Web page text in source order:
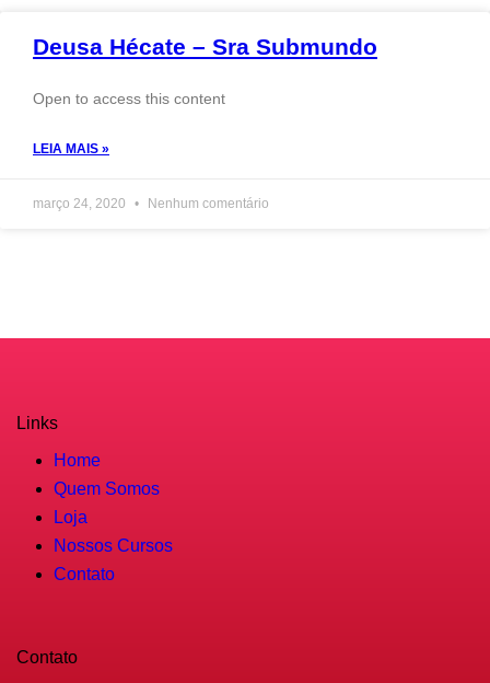
Deusa Hécate – Sra Submundo
Open to access this content
LEIA MAIS »
março 24, 2020 Nenhum comentário
Links
Home
Quem Somos
Loja
Nossos Cursos
Contato
Contato